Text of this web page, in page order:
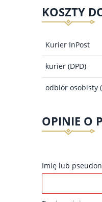
KOSZTY
Kurier InPost
kurier (DPD)
odbiór osobisty
OPINIE O
Imię lub